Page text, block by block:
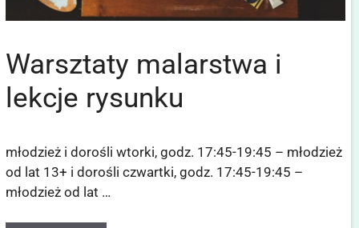
Warsztaty malarstwa i
lekcje rysunku
młodzież i dorośli wtorki, godz. 17:45-19:45 – młodzież
od lat 13+ i dorośli czwartki, godz. 17:45-19:45 –
młodzież od lat …